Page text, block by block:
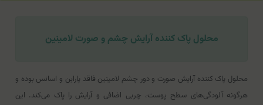
محلول پاک کننده آرایش چشم و صورت لامینین
محلول پاک کننده آرایش صورت و دور چشم لامینین فاقد پارابن و اسانس بوده و
هرگونه آلودگی‌های سطح پوست، چربی اضافی و آرایش را پاک می‌کند. این